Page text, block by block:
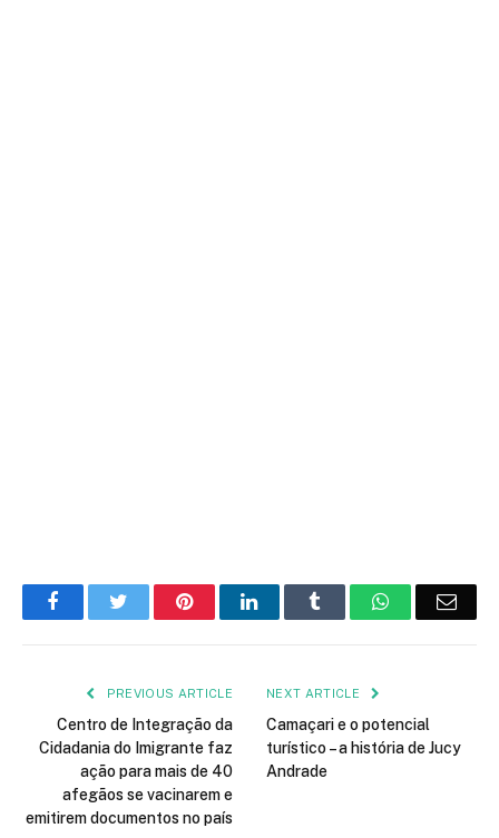
FacebookTwitter PinterestLinkedIn Tumblr WhatsApp
PREVIOUS ARTICLE
Centro de Integração da
Cidadania do Imigrante faz
ação para mais de 40
afegãos se vacinarem e
emitirem documentos no país
NEXT ARTICLE
Camaçari e o potencial
turístico – a história de Jucy
Andrade